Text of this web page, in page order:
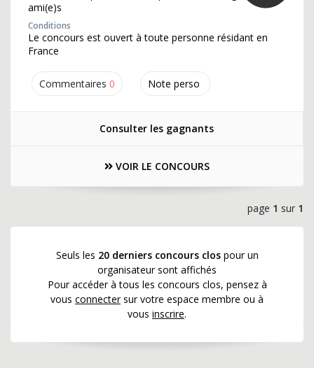
Commentaires 0 Note perso
ami(e)s
Conditions
Le concours est ouvert à toute personne résidant en
France
Consulter les gagnants
VOIR LE CONCOURS
page 1 sur 1
Seuls les 20 derniers concours clospour un
organisateur sont affichés
Pour accéder à tous les concours clos, pensez à
vous connectersur votre espace membre ou à
vous inscrire.